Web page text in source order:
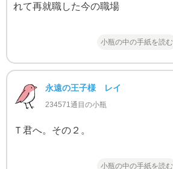
れて再就職した今の職場
小瓶の中の手紙を読む
永遠の王子様 レイ
234571通目の小瓶
Ｔ君へ。その２。
小瓶の中の手紙を読む